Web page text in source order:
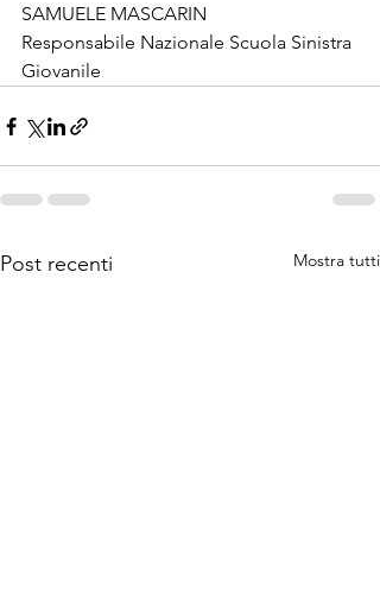
SAMUELE MASCARIN
Responsabile Nazionale Scuola Sinistra
Giovanile
Post recenti Mostra tutti